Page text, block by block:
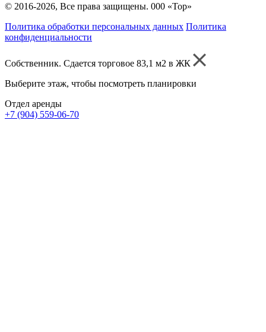
© 2016-2026, Все права защищены. 000 «Тор»
Политика обработки персональных данных Политика
конфиденциальности
Собственник. Сдается торговое 83,1 м2 в ЖК
Выберите этаж, чтобы посмотреть планировки
Отдел аренды
+7 (904) 559-06-70